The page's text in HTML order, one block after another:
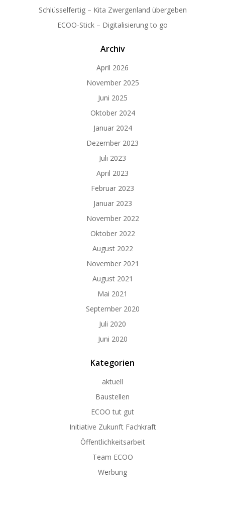
Schlüsselfertig – Kita Zwergenland übergeben
ECOO-Stick – Digitalisierung to go
Archiv
April 2026
November 2025
Juni 2025
Oktober 2024
Januar 2024
Dezember 2023
Juli 2023
April 2023
Februar 2023
Januar 2023
November 2022
Oktober 2022
August 2022
November 2021
August 2021
Mai 2021
September 2020
Juli 2020
Juni 2020
Kategorien
aktuell
Baustellen
ECOO tut gut
Initiative Zukunft Fachkraft
Öffentlichkeitsarbeit
Team ECOO
Werbung